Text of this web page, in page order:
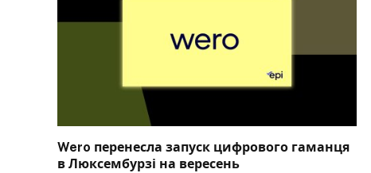
Wero перенесла запуск цифрового гаманця
в Люксембурзі на вересень